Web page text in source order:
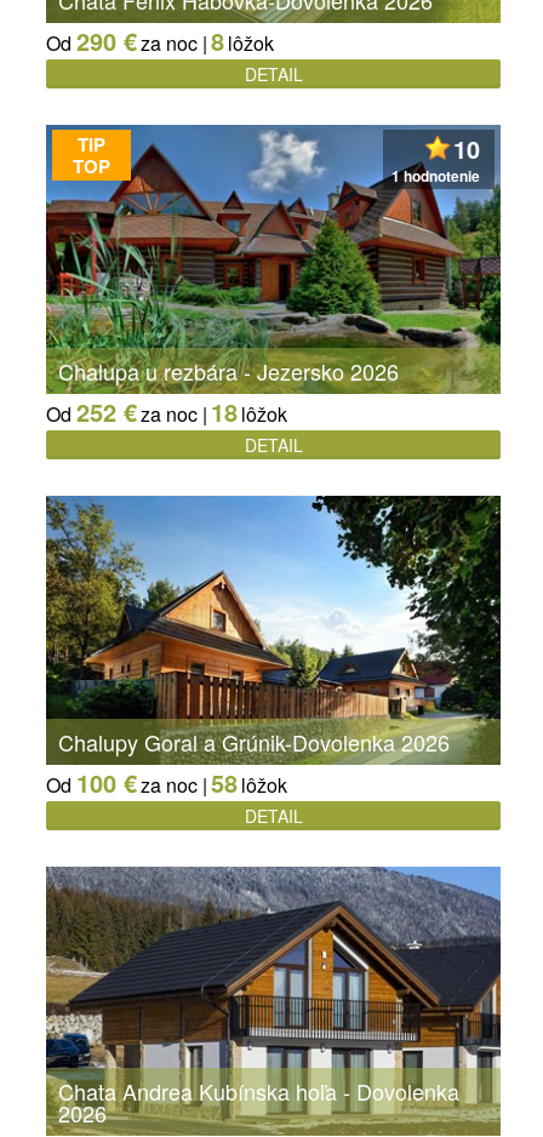
Od 290 €za noc |8lôžok
DETAIL
TIP
TOP
10
1 hodnotenie
Chalupa u rezbára - Jezersko 2026
Od 252 €za noc | 18lôžok
DETAIL
Chalupy Goral a Grúnik-Dovolenka 2026
Od 100 €za noc |58lôžok
DETAIL
Chata Andrea Kubínska hoľa - Dovolenka
2026